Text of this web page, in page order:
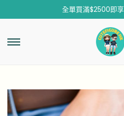
全單買滿$2500即享